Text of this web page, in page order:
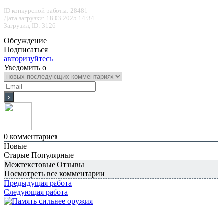
ID конкурсной работы: 28481
Дата загрузки: 18.03.2025 14:34
Загрузил, ID: 3126
Обсуждение
Подписаться
авторизуйтесь
Уведомить о
0 комментариев
Новые
Старые Популярные
Межтекстовые Отзывы
Посмотреть все комментарии
Предыдущая работа
Следующая работа